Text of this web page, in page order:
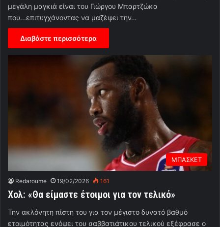
μεγάλη μαγκιά είναι του Γιώργου Μπαρτζώκα
που...επιτυγχάνοντας να μαζέψει την…
Διαβάστε περισσότερα
ΜΠΑΣΚΕΤ
Redaroume 19/02/2026 161
Χολ: «Θα είμαστε έτοιμοι για τον τελικό»
Την ακλόνητη πίστη του για τον μέγιστο δυνατό βαθμό
ετοιμότητας ενόψει του σαββατιάτικου τελικού εξέφρασε ο